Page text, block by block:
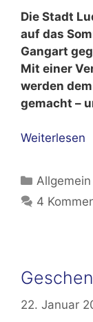
Die Stadt
auf das
Gangart
Mit einer
werden
gemacht –
Weiterlesen
Kategorien
Allgemein
4
22. Januar